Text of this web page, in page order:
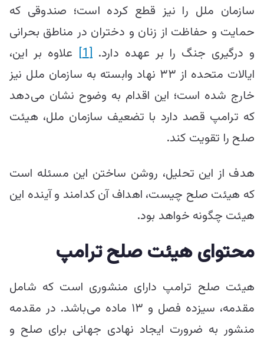
سازمان ملل را نیز قطع کرده است؛ صندوقی که
حمایت و حفاظت از زنان و دختران در مناطق بحرانی
و درگیری جنگ را بر عهده دارد.[1]
علاوه بر این،
ایالات متحده از ۳۳ نهاد وابسته به سازمان ملل نیز
خارج شده است؛ این اقدام به وضوح نشان می‌دهد
که ترامپ قصد دارد با تضعیف سازمان ملل، هیئت
صلح را تقویت کند.
هدف از این تحلیل، روشن ساختن این مسئله است
که هیئت صلح چیست، اهداف آن کدامند و آینده این
هیئت چگونه خواهد بود.
محتوای هیئت صلح ترامپ
هیئت صلح ترامپ دارای منشوری است که شامل
مقدمه، سیزده فصل و ۱۳ ماده می‌باشد. در مقدمه
منشور به ضرورت ایجاد نهادی جهانی برای صلح و